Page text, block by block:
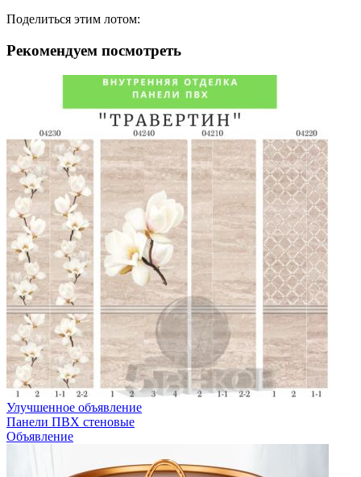
Поделиться этим лотом:
Рекомендуем посмотреть
Улучшенное объявление
Панели ПВХ стеновые
Объявление